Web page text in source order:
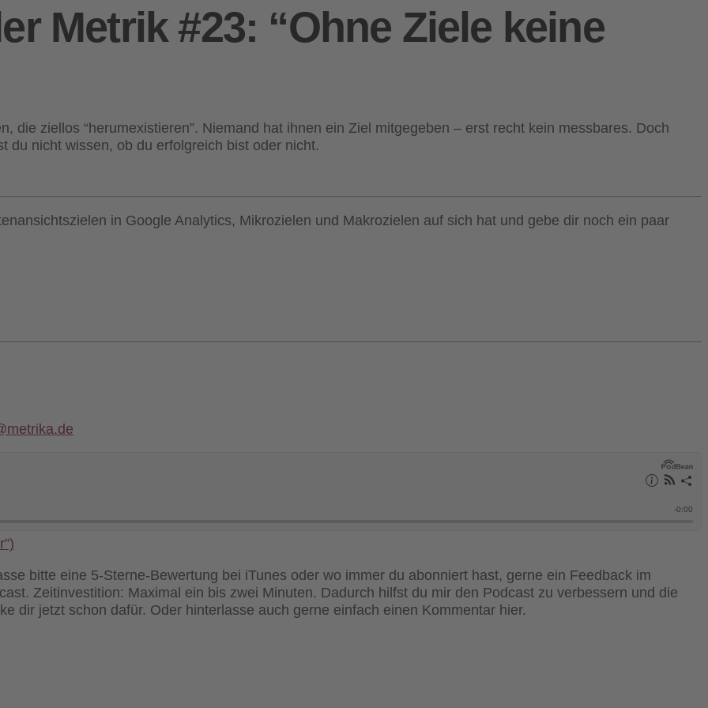
Metrik #23: “Ohne Ziele keine
die ziellos “herumexistieren”. Niemand hat ihnen ein Ziel mitgegeben – erst recht kein messbares. Doch
du nicht wissen, ob du erfolgreich bist oder nicht.
in Google Analytics, Mikrozielen und Makrozielen auf sich hat und gebe dir noch ein paar
bitte eine 5-Sterne-Bewertung bei iTunes oder wo immer du abonniert hast, gerne ein Feedback im
Zeitinvestition: Maximal ein bis zwei Minuten. Dadurch hilfst du mir den Podcast zu verbessern und die
dir jetzt schon dafür. Oder hinterlasse auch gerne einfach einen Kommentar hier.